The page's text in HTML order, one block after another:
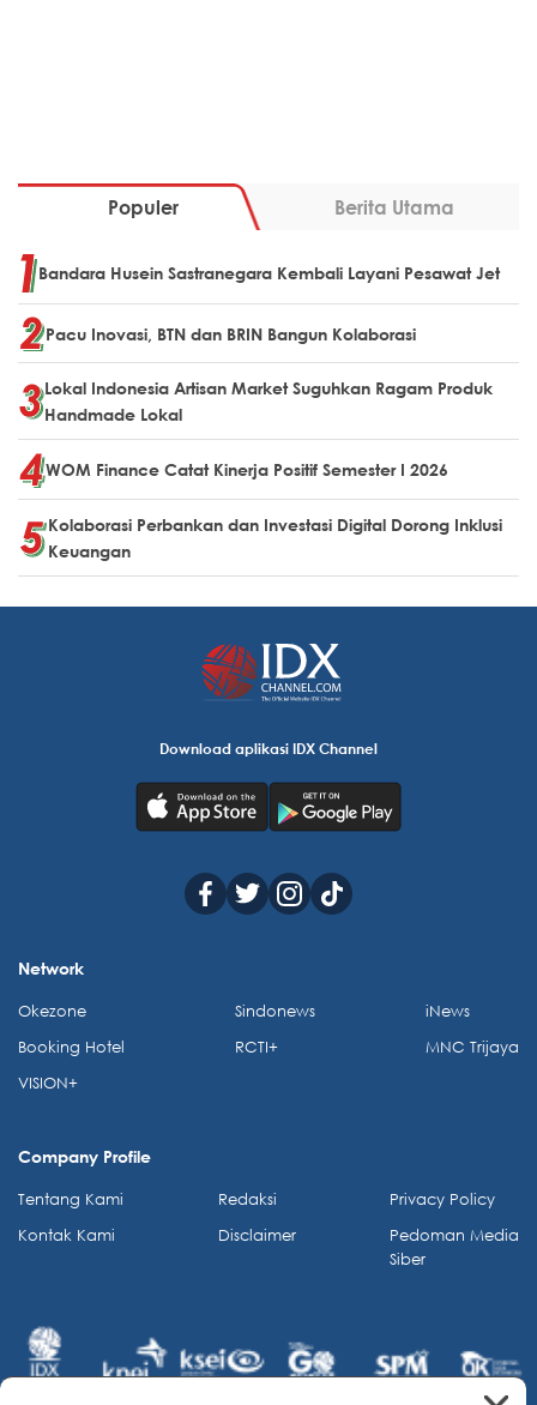
Populer Berita Utama
Bandara Husein Sastranegara Kembali Layani Pesawat Jet
Pacu Inovasi, BTN dan BRIN Bangun Kolaborasi
Lokal Indonesia Artisan Market Suguhkan Ragam Produk
Handmade Lokal
WOM Finance Catat Kinerja Positif Semester I 2026
Kolaborasi Perbankan dan Investasi Digital Dorong Inklusi
Keuangan
Download aplikasi IDX Channel
Network
Okezone
Booking Hotel
VISION+
Sindonews
RCTI+
iNews
MNC Trijaya
Company Profile
Tentang Kami
Kontak Kami
Redaksi
Disclaimer
Privacy Policy
Pedoman Media
Siber